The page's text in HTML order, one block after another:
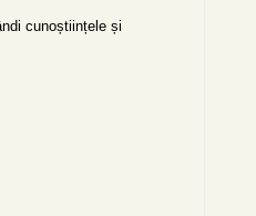
cunoștiințele și